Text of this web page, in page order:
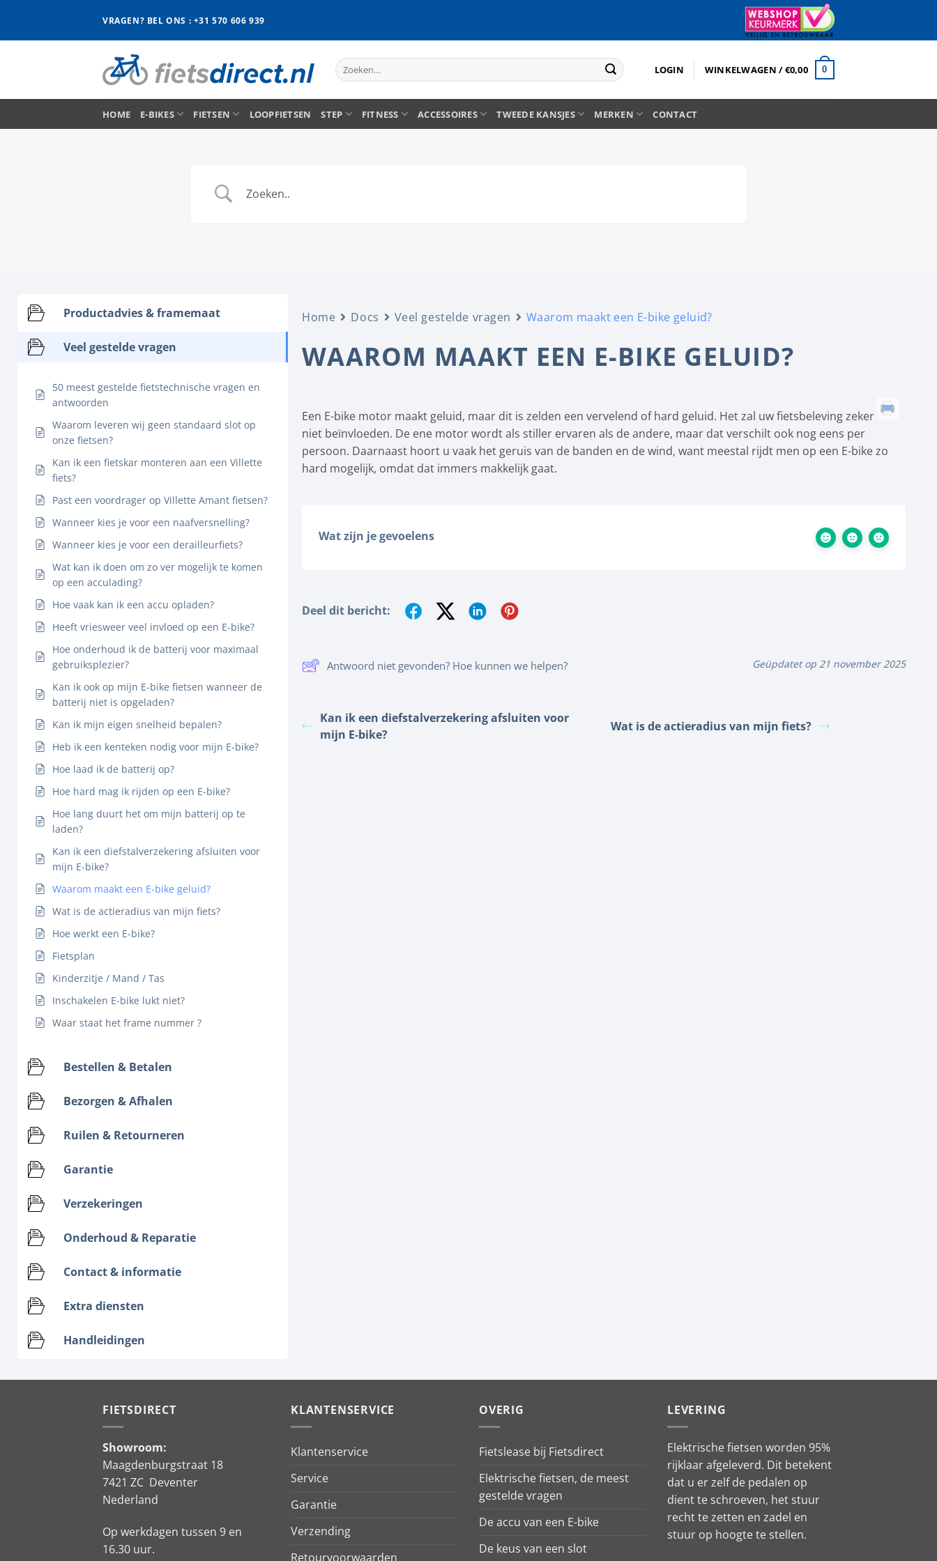
inhoud
VRAGEN? BEL ONS : +31 570 606 939
Zoeken
naar:
LOGIN WINKELWAGEN /€0,00 0
HOME E-BIKES FIETSEN LOOPFIETSEN STEP FITNESS ACCESSOIRES TWEEDE KANSJES MERKEN CONTACT
Productadvies & framemaat
Veel gestelde vragen
50 meest gestelde fietstechnische vragen en
antwoorden
Waarom leveren wij geen standaard slot op
onze fietsen?
Kan ik een fietskar monteren aan een Villette
fiets?
Past een voordrager op Villette Amant fietsen?
Wanneer kies je voor een naafversnelling?
Wanneer kies je voor een derailleurfiets?
Wat kan ik doen om zo ver mogelijk te komen
op een acculading?
Hoe vaak kan ik een accu opladen?
Heeft vriesweer veel invloed op een E-bike?
Hoe onderhoud ik de batterij voor maximaal
gebruiksplezier?
Kan ik ook op mijn E-bike fietsen wanneer de
batterij niet is opgeladen?
Kan ik mijn eigen snelheid bepalen?
Heb ik een kenteken nodig voor mijn E-bike?
Hoe laad ik de batterij op?
Hoe hard mag ik rijden op een E-bike?
Hoe lang duurt het om mijn batterij op te
laden?
Kan ik een diefstalverzekering afsluiten voor
mijn E-bike?
Waarom maakt een E-bike geluid?
Wat is de actieradius van mijn fiets?
Hoe werkt een E-bike?
Fietsplan
Kinderzitje / Mand / Tas
Inschakelen E-bike lukt niet?
Waar staat het frame nummer ?
Bestellen & Betalen
Bezorgen & Afhalen
Ruilen & Retourneren
Garantie
Verzekeringen
Onderhoud & Reparatie
Contact & informatie
Extra diensten
Handleidingen
Home Docs Veel gestelde vragen Waarom maakt een E-bike geluid?
WAAROM MAAKT EEN E-BIKE GELUID?
Een E-bike motor maakt geluid, maar dit is zelden een vervelend of hard geluid. Het zal uw fietsbeleving zeker
niet beïnvloeden. De ene motor wordt als stiller ervaren als de andere, maar dat verschilt ook nog eens per
persoon. Daarnaast hoort u vaak het geruis van de banden en de wind, want meestal rijdt men op een E-bike zo
hard mogelijk, omdat dat immers makkelijk gaat.
Wat zijn je gevoelens
Deel dit bericht:
Antwoord niet gevonden? Hoe kunnen we helpen? Geüpdatet op 21 november 2025
Kan ik een diefstalverzekering afsluiten voor
mijn E-bike?
Wat is de actieradius van mijn fiets?
FIETSDIRECT
Showroom:
Maagdenburgstraat 18
7421 ZC Deventer
Nederland
Op werkdagen tussen 9 en
16.30 uur.
KLANTENSERVICE
Klantenservice
Service
Garantie
Verzending
Retourvoorwaarden
OVERIG
Fietslease bij Fietsdirect
Elektrische fietsen, de meest
gestelde vragen
De accu van een E-bike
De keus van een slot
LEVERING
Elektrische fietsen worden 95%
rijklaar afgeleverd. Dit betekent
dat u er zelf de pedalen op
dient te schroeven, het stuur
recht te zetten en zadel en
stuur op hoogte te stellen.